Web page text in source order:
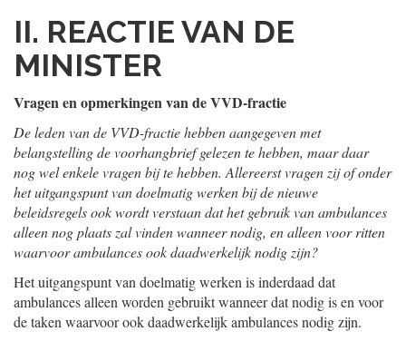
II. REACTIE VAN DE
MINISTER
Vragen en opmerkingen van de VVD-fractie
De leden van de VVD-fractie hebben aangegeven met
belangstelling de voorhangbrief gelezen te hebben, maar daar
nog wel enkele vragen bij te hebben. Allereerst vragen zij of onder
het uitgangspunt van doelmatig werken bij de nieuwe
beleidsregels ook wordt verstaan dat het gebruik van ambulances
alleen nog plaats zal vinden wanneer nodig, en alleen voor ritten
waarvoor ambulances ook daadwerkelijk nodig zijn?
Het uitgangspunt van doelmatig werken is inderdaad dat
ambulances alleen worden gebruikt wanneer dat nodig is en voor
de taken waarvoor ook daadwerkelijk ambulances nodig zijn.